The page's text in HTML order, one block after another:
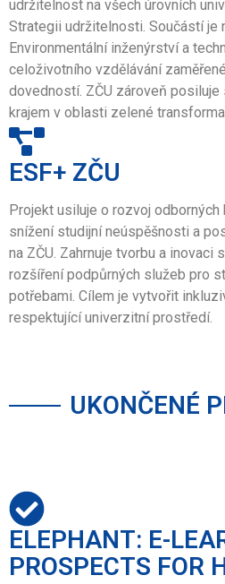
udržitelnost na všech úrovních
Strategii udržitelnosti. Součástí je
Environmentální inženýrství a
celoživotního vzdělávání
dovedností. ZČU zároveň
krajem v oblasti zelené
ESF+ ZČU
Projekt usiluje o rozvoj
snížení studijní neúspěšnosti a
na ZČU. Zahrnuje tvorbu a inovaci
rozšíření podpůrných služeb pro
potřebami. Cílem je vytvořit
respektující univerzitní prostředí.
UKONČENÉ
ELEPHANT: E-
PROSPECTS FOR